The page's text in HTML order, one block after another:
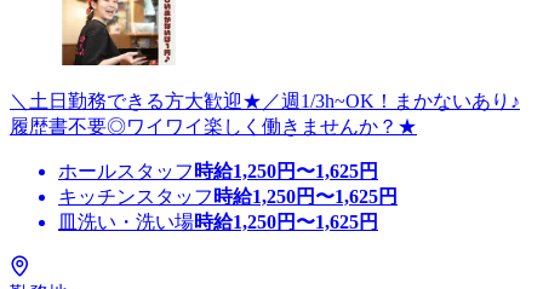
＼土日勤務できる方大歓迎★／週1/3h~OK！まかないあり♪
履歴書不要◎ワイワイ楽しく働きませんか？★
ホールスタッフ 時給1,250円〜1,625円
キッチンスタッフ 時給1,250円〜1,625円
皿洗い・洗い場時給1,250円〜1,625円